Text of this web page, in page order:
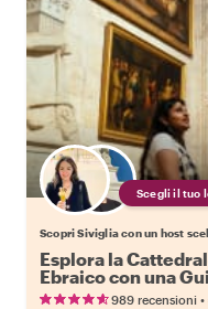
Scegli il tuo
Scopri Siviglia con un host
Esplora la
Ebraico con una
989 recensioni •